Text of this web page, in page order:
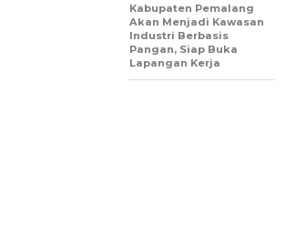
Kabupaten Pemalang
Akan Menjadi Kawasan
Industri Berbasis
Pangan, Siap Buka
Lapangan Kerja